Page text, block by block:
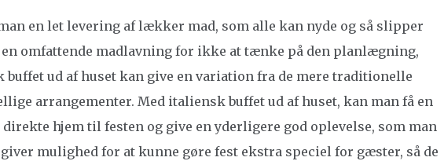
en let levering af lækker mad, som alle kan nyde og så slipper
omfattende madlavning for ikke at tænke på den planlægning,
ud af huset kan give en variation fra de mere traditionelle
arrangementer. Med italiensk buffet ud af huset, kan man få en
hjem til festen og give en yderligere god oplevelse, som man
mulighed for at kunne gøre fest ekstra speciel for gæster, så de